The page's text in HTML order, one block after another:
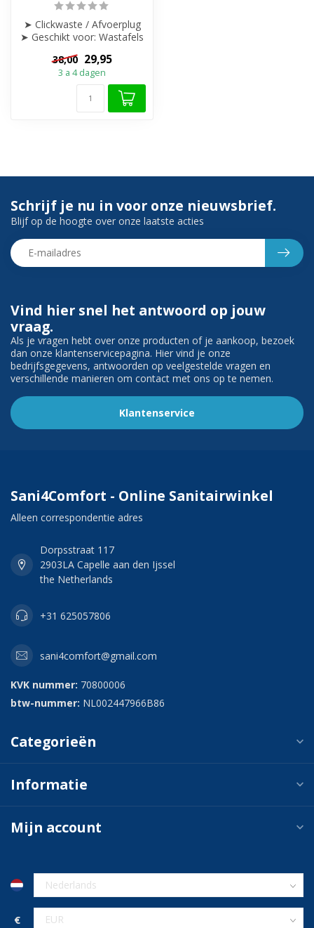
➤ Clickwaste / Afvoerplug
➤ Geschikt voor: Wastafels
...
38,00 29,95
3 a 4 dagen
Vind hier snel het antwoord op jouw
vraag.
Als je vragen hebt over onze producten of je aankoop, bezoek
dan onze klantenservicepagina. Hier vind je onze
bedrijfsgegevens, antwoorden op veelgestelde vragen en
verschillende manieren om contact met ons op te nemen.
Klantenservice
Schrijf je nu in voor onze nieuwsbrief.
Blijf op de hoogte over onze laatste acties
Sani4Comfort - Online Sanitairwinkel
Alleen correspondentie adres
Dorpsstraat 117
2903LA Capelle aan den Ijssel
the Netherlands
+31 625057806
sani4comfort@gmail.com
KVK nummer: 70800006
btw-nummer: NL002447966B86
Categorieën
Informatie
Mijn account
€